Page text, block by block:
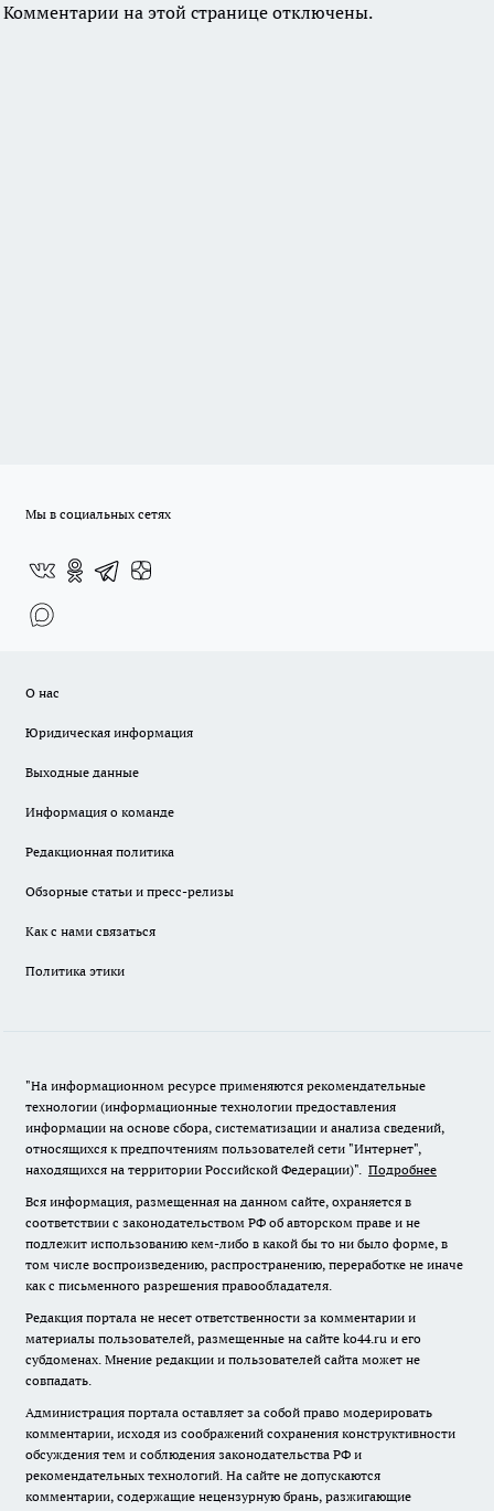
Комментарии на этой странице отключены.
Мы в социальных сетях
О нас
Юридическая информация
Выходные данные
Информация о команде
Редакционная политика
Обзорные статьи и пресс-релизы
Как с нами связаться
Политика этики
"На информационном ресурсе применяются рекомендательные
технологии (информационные технологии предоставления
информации на основе сбора, систематизации и анализа сведений,
относящихся к предпочтениям пользователей сети "Интернет",
находящихся на территории Российской Федерации)". Подробнее
Вся информация, размещенная на данном сайте, охраняется в
соответствии с законодательством РФ об авторском праве и не
подлежит использованию кем-либо в какой бы то ни было форме, в
том числе воспроизведению, распространению, переработке не иначе
как с письменного разрешения правообладателя.
Редакция портала не несет ответственности за комментарии и
материалы пользователей, размещенные на сайте ko44.ru и его
субдоменах. Мнение редакции и пользователей сайта может не
совпадать.
Администрация портала оставляет за собой право модерировать
комментарии, исходя из соображений сохранения конструктивности
обсуждения тем и соблюдения законодательства РФ и
рекомендательных технологий. На сайте не допускаются
комментарии, содержащие нецензурную брань, разжигающие